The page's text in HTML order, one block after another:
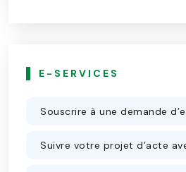
E-SERVICES
Souscrire à une demande
Suivre votre projet d’acte